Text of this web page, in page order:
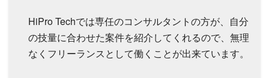
HiPro Techでは専任のコンサルタントの方が、自分
の技量に合わせた案件を紹介してくれるので、無理
なくフリーランスとして働くことが出来ています。